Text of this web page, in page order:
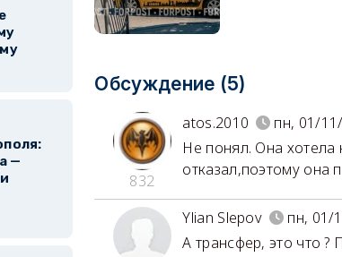
Обсуждение (5)
832
atos.2010
пн, 01/
Не понял. Она хотела
отказал,поэтому она
Ylian Slepov
пн, 01/
А трансфер, это что ?
—